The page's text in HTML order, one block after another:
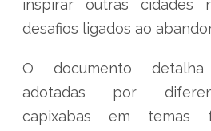
inspirar outras cidades
desafios ligados ao
O documento
adotadas por
capixabas em temas